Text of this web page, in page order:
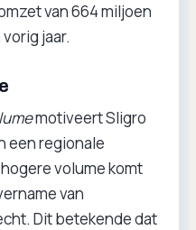
van 664 miljoen
jaar.
motiveert Sligro
een regionale
volume komt
van
Dit betekende dat